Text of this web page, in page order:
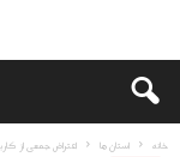
خانه استان ها اعتراض جمعی از